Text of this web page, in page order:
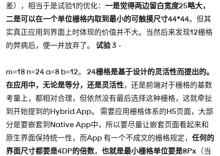
差），相当于是试验1的优化： 一是觉得两边留白宽度25略大，
二是可以在一个单位栅格内取到最小的可触摸尺寸44*44。但其
实真正应用到界面上时体现的价值并不大。当然后来发现12栅格
的弊病后，便一并放弃了。 试验 3 -
m=18 n=24 a=8 b=12。 24栅格是基于设计的灵活性而提出的。
在应用中，无论是等分，还是灵活性，还是前端对于栅格的基数
考量上，都相对合理，但依然没有最后选择这种栅格，这就牵扯
到开始提到的Hybrid App。 需要应用栅格体系的H5页面，大部
分是要嵌套到Native App中，所以要尽量让嵌套页面看起来和
原生界面保持统一性，而App 有一个不成文的栅格规定， 任何的
界面尺寸都要是4DP的倍数， 也就是最小栅格单位要是8Px （当